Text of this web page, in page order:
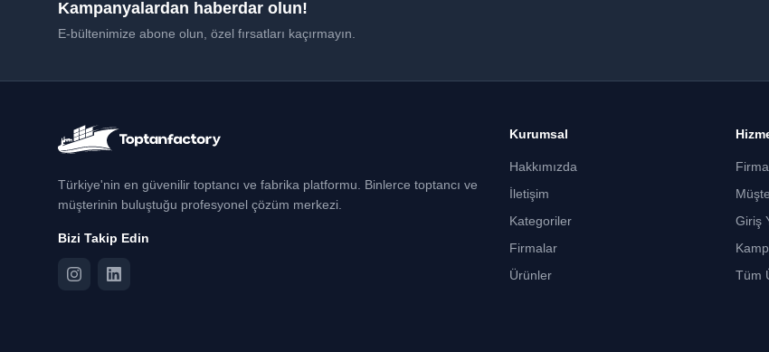
Kampanyalardan haberdar olun!
E-bültenimize abone olun, özel fırsatları kaçırmayın.
Türkiye'nin en güvenilir toptancı ve fabrika platformu. Binlerce toptancı ve
müşterinin buluştuğu profesyonel çözüm merkezi.
Bizi Takip Edin
Kurumsal
Hakkımızda
İletişim
Kategoriler
Firmalar
Ürünler
Giriş
Tüm